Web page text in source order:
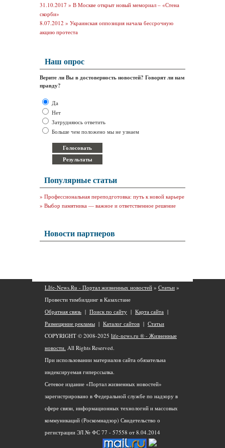
31.10.2017 » В Москве открыт новый мемориал – «Стена
скорби»
8.07.2012 » Украинская оппозиция начала бессрочную
акцию протеста
Наш опрос
Верите ли Вы в достоверность новостей? Говорят ли нам
правду?
Да
Нет
Затрудняюсь ответить
Больше чем положено мы не узнаем
Популярные статьи
» Профессиональная переподготовка: путь к новой карьере
» Выбор памятника — важное и ответственное решение
Новости партнеров
LIfe-News.Ru - Портал жизненных новостей » Статьи »
Провести тимбилдинг в Казахстане
Обратная связь | Поиск по сайту | Карта сайта |
Размещение рекламы | Каталог сайтов | Статьи
COPYRIGHT © 2008-2025 life-news.ru ® - Жизненные
новости. All Rights Reserved.
При использовании материалов сайта обязательна
индексируемая гиперссылка.
Сетевое издание «Портал жизненных новостей»
зарегистрировано в Федеральной службе по надзору в
сфере связи, информационных технологий и массовых
коммуникаций (Роскомнадзор) Свидетельство о
регистрации ЭЛ № ФС 77 - 57558 от 8.04.2014